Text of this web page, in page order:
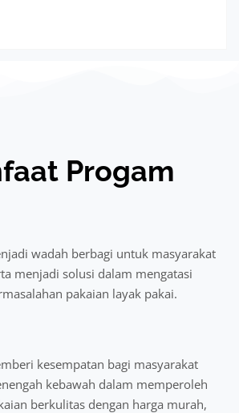
Progam
wadah berbagi untuk masyarakat
menjadi solusi dalam mengatasi
pakaian layak pakai.
kesempatan bagi masyarakat
kebawah dalam memperoleh
berkulitas dengan harga murah,